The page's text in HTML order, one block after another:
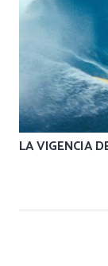
LA VIGENCIA